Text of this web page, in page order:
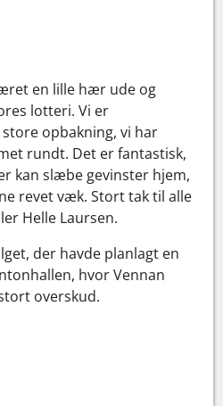
en lille hær ude og
lotteri. Vi er
opbakning, vi har
rundt. Det er fantastisk,
kan slæbe gevinster hjem,
revet væk. Stort tak til alle
Helle Laursen.
der havde planlagt en
hvor Vennan
overskud.